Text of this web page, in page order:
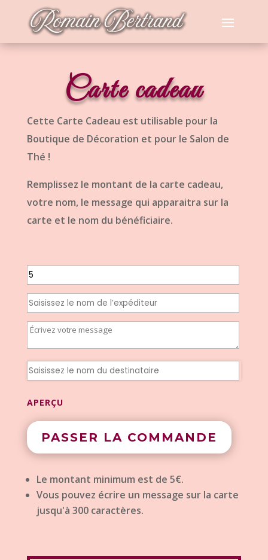
Carte cadeau
Cette Carte Cadeau est utilisable pour la
Boutique de Décoration et pour le Salon de
Thé !
Remplissez le montant de la carte cadeau,
votre nom, le message qui apparaitra sur la
carte et le nom du bénéficiaire.
APERÇU
PASSER LA COMMANDE
Le montant minimum est de 5€.
Vous pouvez écrire un message sur la carte
jusqu'à 300 caractères.